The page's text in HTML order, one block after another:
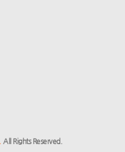
All Rights Reserved.